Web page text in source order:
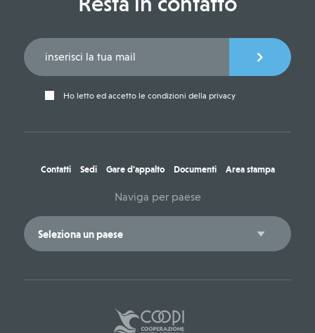
Ho letto ed accetto le condizioni della privacy
Contatti Sedi Gare d'appalto Documenti Area stampa
Naviga per paese